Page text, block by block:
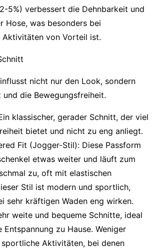
5%) verbessert die Dehnbarkeit und
Hose, was besonders bei
Aktivitäten von Vorteil ist.
nicht nur den Look, sondern
die Bewegungsfreiheit.
klassischer, gerader Schnitt, der viel
bietet und nicht zu eng anliegt.
Fit (Jogger-Stil): Diese Passform
etwas weiter und läuft zum
zu, oft mit elastischen
Stil ist modern und sportlich,
sehr kräftigen Waden eng wirken.
weite und bequeme Schnitte, ideal
Entspannung zu Hause. Weniger
Aktivitäten, bei denen